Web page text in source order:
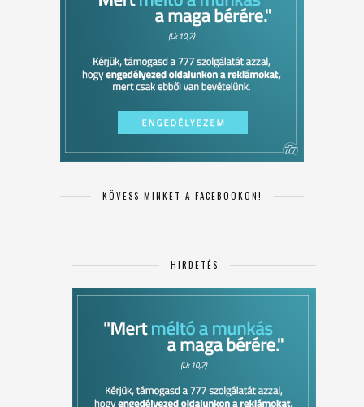
KÖVESS MINKET A FACEBOOKON!
HIRDETÉS